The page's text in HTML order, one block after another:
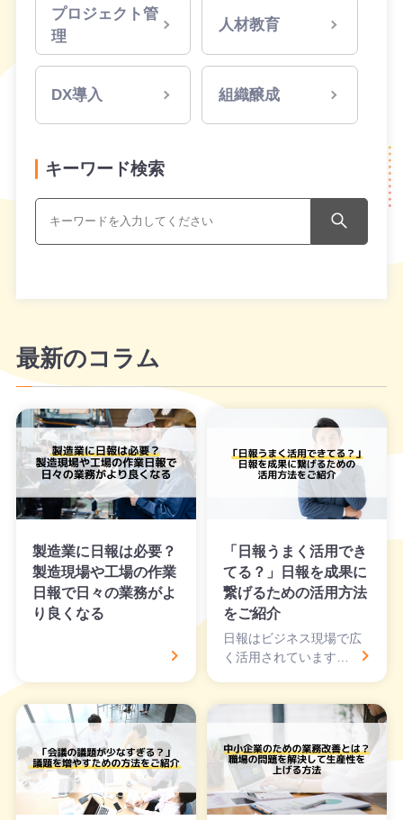
プロジェクト管
理
人材教育
DX導入 組織醸成
キーワード検索
最新のコラム
製造業に日報は必要？
製造現場や工場の作業
日報で日々の業務がよ
り良くなる
「日報うまく活用でき
てる？」日報を成果に
繋げるための活用方法
をご紹介
日報はビジネス現場で広
く活用されています…